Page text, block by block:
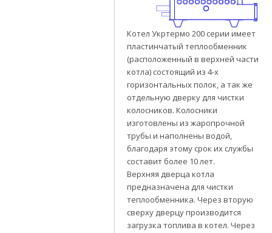
Котел Укртермо 200 серии имеет
пластинчатый теплообменник
(расположенный в верхней части
котла) состоящий из 4-х
горизонтальных полок, а так же
отдельную дверку для чистки
колосников. Колосники
изготовлены из жаропрочной
трубы и наполнены водой,
благодаря этому срок их службы
составит более 10 лет.
Верхняя дверца котла
предназначена для чистки
теплообменника. Через вторую
сверху дверцу производится
загрузка топлива в котел. Через